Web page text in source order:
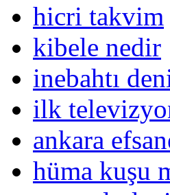
hicri takvim
kibele nedir
inebahtı
ilk
ankara
hüma kuşu